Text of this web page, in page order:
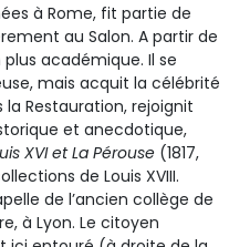
à Rome, fit partie de
au Salon. A partir de
académique. Il se
mais acquit la célébrité
Restauration, rejoignit
et anecdotique,
XVI et La Pérouse (1817,
de Louis XVIII.
de l’ancien collège de
à Lyon. Le citoyen